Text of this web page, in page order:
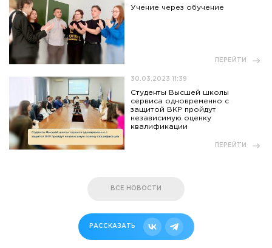
Учение через обучение
ПЕРЕЙТИ
30.03.2023 11:39
Студенты Высшей школы
сервиса одновременно с
защитой ВКР пройдут
независимую оценку
квалификации
ПЕРЕЙТИ
ВСЕ НОВОСТИ
РАССКАЗАТЬ